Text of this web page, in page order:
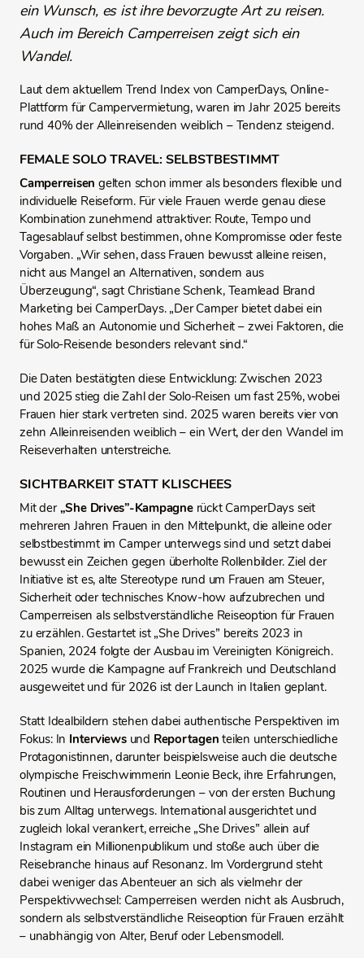
ein Wunsch, es ist ihre bevorzugte Art zu reisen.
Auch im Bereich Camperreisen zeigt sich ein
Wandel.
Laut dem aktuellem Trend Index von CamperDays, Online-
Plattform für Campervermietung, waren im Jahr 2025 bereits
rund 40% der Alleinreisenden weiblich – Tendenz steigend.
FEMALE SOLO TRAVEL: SELBSTBESTIMMT
Camperreisen gelten schon immer als besonders flexible und
individuelle Reiseform. Für viele Frauen werde genau diese
Kombination zunehmend attraktiver: Route, Tempo und
Tagesablauf selbst bestimmen, ohne Kompromisse oder feste
Vorgaben. „Wir sehen, dass Frauen bewusst alleine reisen,
nicht aus Mangel an Alternativen, sondern aus
Überzeugung“, sagt Christiane Schenk, Teamlead Brand
Marketing bei CamperDays. „Der Camper bietet dabei ein
hohes Maß an Autonomie und Sicherheit – zwei Faktoren, die
für Solo-Reisende besonders relevant sind.“
Die Daten bestätigten diese Entwicklung: Zwischen 2023
und 2025 stieg die Zahl der Solo-Reisen um fast 25%, wobei
Frauen hier stark vertreten sind. 2025 waren bereits vier von
zehn Alleinreisenden weiblich – ein Wert, der den Wandel im
Reiseverhalten unterstreiche.
SICHTBARKEIT STATT KLISCHEES
Mit der„She Drives”-Kampagne rückt CamperDays seit
mehreren Jahren Frauen in den Mittelpunkt, die alleine oder
selbstbestimmt im Camper unterwegs sind und setzt dabei
bewusst ein Zeichen gegen überholte Rollenbilder. Ziel der
Initiative ist es, alte Stereotype rund um Frauen am Steuer,
Sicherheit oder technisches Know-how aufzubrechen und
Camperreisen als selbstverständliche Reiseoption für Frauen
zu erzählen. Gestartet ist „She Drives” bereits 2023 in
Spanien, 2024 folgte der Ausbau im Vereinigten Königreich.
2025 wurde die Kampagne auf Frankreich und Deutschland
ausgeweitet und für 2026 ist der Launch in Italien geplant.
Statt Idealbildern stehen dabei authentische Perspektiven im
Fokus: In Interviews und Reportagenteilen unterschiedliche
Protagonistinnen, darunter beispielsweise auch die deutsche
olympische Freischwimmerin Leonie Beck, ihre Erfahrungen,
Routinen und Herausforderungen – von der ersten Buchung
bis zum Alltag unterwegs. International ausgerichtet und
zugleich lokal verankert, erreiche „She Drives” allein auf
Instagram ein Millionenpublikum und stoße auch über die
Reisebranche hinaus auf Resonanz. Im Vordergrund steht
dabei weniger das Abenteuer an sich als vielmehr der
Perspektivwechsel: Camperreisen werden nicht als Ausbruch,
sondern als selbstverständliche Reiseoption für Frauen erzählt
– unabhängig von Alter, Beruf oder Lebensmodell.